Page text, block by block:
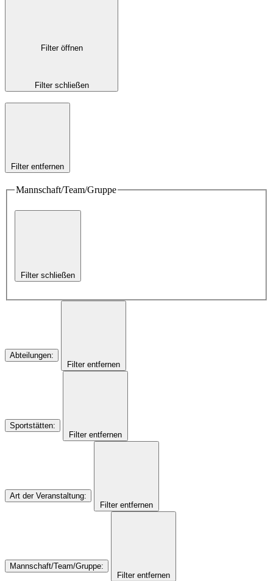
Filter öffnen
Filter schließen
Filter entfernen
Mannschaft/Team/Gruppe
Filter schließen
Abteilungen:
Filter entfernen
Sportstätten:
Filter entfernen
Art der Veranstaltung:
Filter entfernen
Mannschaft/Team/Gruppe:
Filter entfernen